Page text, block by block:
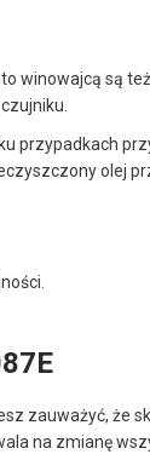
winowajcą są
przypadkach
olej
zauważyć, że
na zmianę